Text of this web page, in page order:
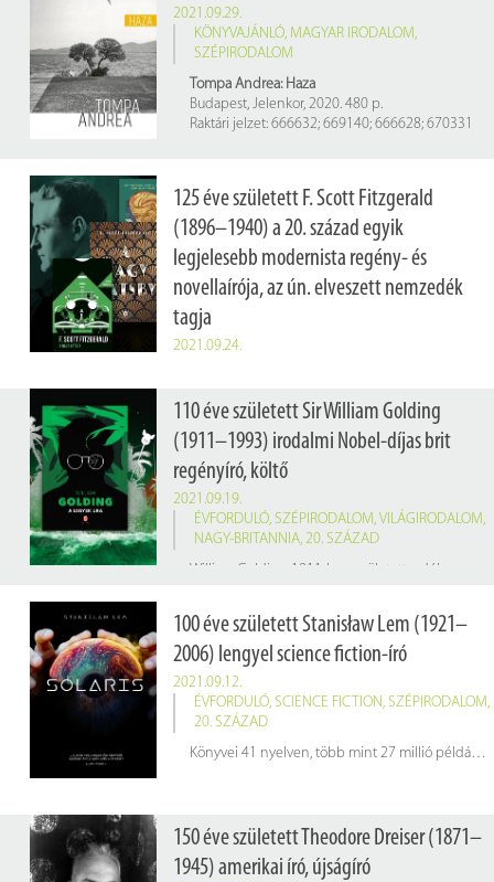
2021.09.29.
KÖNYVAJÁNLÓ, MAGYAR IRODALOM,
SZÉPIRODALOM
Tompa Andrea: Haza
Budapest, Jelenkor, 2020. 480 p.
Raktári jelzet: 666632; 669140; 666628; 670331
125 éve született F. Scott Fitzgerald
(1896–1940) a 20. század egyik
legjelesebb modernista regény- és
novellaírója, az ún. elveszett nemzedék
tagja
2021.09.24.
110 éve született Sir William Golding
(1911–1993) irodalmi Nobel-díjas brit
regényíró, költő
2021.09.19.
ÉVFORDULÓ, SZÉPIRODALOM, VILÁGIRODALOM,
NAGY-BRITANNIA, 20. SZÁZAD
100 éve született Stanisław Lem (1921–
2006) lengyel science fiction-író
2021.09.12.
ÉVFORDULÓ, SCIENCE FICTION, SZÉPIRODALOM,
20. SZÁZAD
Könyvei 41 nyelven, több mint 27 millió példányban keltek el. Egykor ő volt az egyik legolvasottabb nem angol nyelven író sci-fi-szerző a világon. Munkáiban gyakran bocsátkozik filozófiai elmélkedésekbe a technológiáról, az intelligencia természetéről, a kétoldalú kommunikáció és a kölcsönös megértés nehézségeiről vagy az emberi korlátokról és az emberiség világegyetemben elfoglalt helyéről. Lem leggyakoribb témái az emberek és a tőlük jelentősen eltérő idegen fajok közötti kapcsolat, az emberiség technológiai jövője, valamint az ember helye a jövő társadalmában.
150 éve született Theodore Dreiser (1871–
1945) amerikai író, újságíró